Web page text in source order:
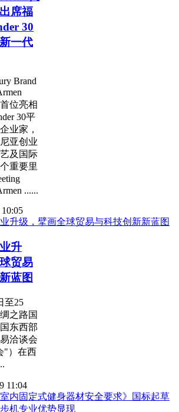
席福
30
一代
Brand
位亮相
30平
业家，
亚创业
及国际
重要里
......
升
贸易
蓝图
至25
之路国
东西部
洽谈会
"）在西
11:04